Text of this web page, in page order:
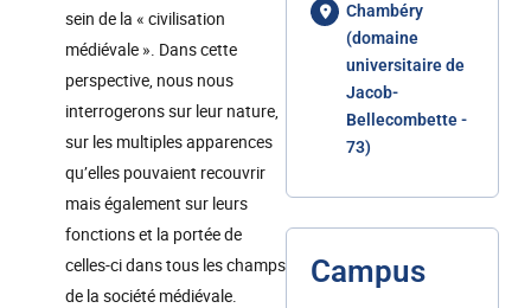
sein de la « civilisation
médiévale ». Dans cette
perspective, nous nous
interrogerons sur leur nature,
sur les multiples apparences
qu’elles pouvaient recouvrir
mais également sur leurs
fonctions et la portée de
celles-ci dans tous les champs
de la société médiévale.
Chambéry
(domaine
universitaire de
Jacob-
Bellecombette -
73)
Campus